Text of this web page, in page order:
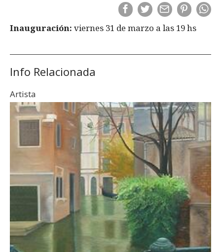
Inauguración: viernes 31 de marzo a las 19 hs
Info Relacionada
Artista